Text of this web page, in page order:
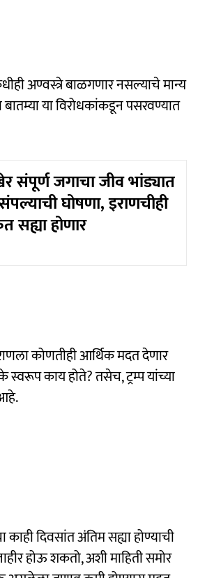
अण्वस्त्रे बाळगणार नसल्याचे मान्य
या विरोधकांकडून पसरवण्यात
संपूर्ण जगाचा जीव भांड्यात
घोषणा, इराणचीही
सह्या होणार
कोणतीही आर्थिक मदत देणार
काय होते? तसेच, ट्रम्प यांच्या
दिवसांत अंतिम सह्या होण्याची
होऊ शकतो, अशी माहिती समोर